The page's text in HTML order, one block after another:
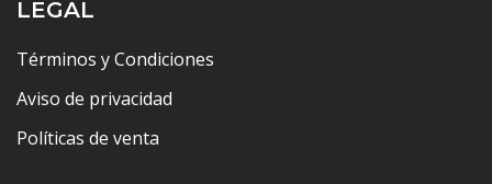
LEGAL
Términos y Condiciones
Aviso de privacidad
Políticas de venta